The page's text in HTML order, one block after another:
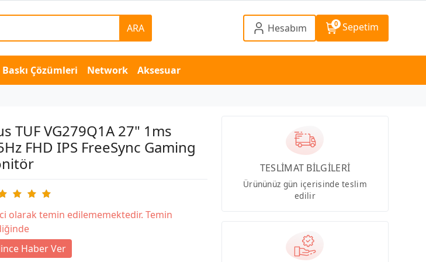
ARA Hesabım 0 Sepetim
Baskı Çözümleri Network Aksesuar
TUF VG279Q1A 27" 1ms
FHD IPS FreeSync Gaming
olarak temin edilememektedir. Temin
Haber Ver
TESLİMAT BİLGİLERİ
Ürününüz gün içerisinde teslim
edilir